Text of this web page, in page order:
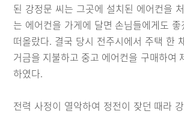
된 강정문 씨는 그곳에 설치된 에어컨을
는 에어컨을 가게에 달면 손님들에게도
떠올랐다. 결국 당시 전주시에서 주택 한
거금을 지불하고 중고 에어컨을 구매하여
하였다.
전력 사정이 열악하여 정전이 잦던 때라